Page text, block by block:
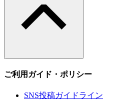
ご利用ガイド・ポリシー
SNS投稿ガイドライン